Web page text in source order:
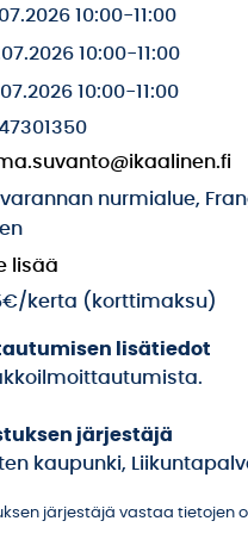
10:00-11:00
10:00-11:00
10:00-11:00
nurmialue,
lisää
kerta (korttimaksu)
lisätiedot
järjestäjä
kaupunki,
järjestäjä vastaa tietojen